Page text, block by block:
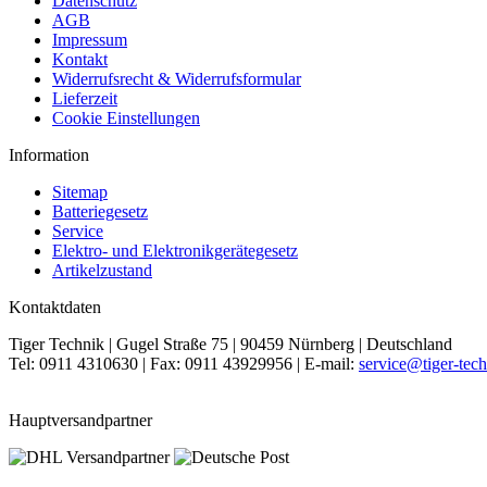
AGB
Impressum
Kontakt
Widerrufsrecht & Widerrufsformular
Lieferzeit
Cookie Einstellungen
Information
Sitemap
Batteriegesetz
Service
Elektro- und Elektronikgerätegesetz
Artikelzustand
Kontaktdaten
Tiger Technik | Gugel Straße 75 | 90459 Nürnberg | Deutschland
Tel: 0911 4310630 | Fax: 0911 43929956 | E-mail: service@tiger-
Hauptversandpartner